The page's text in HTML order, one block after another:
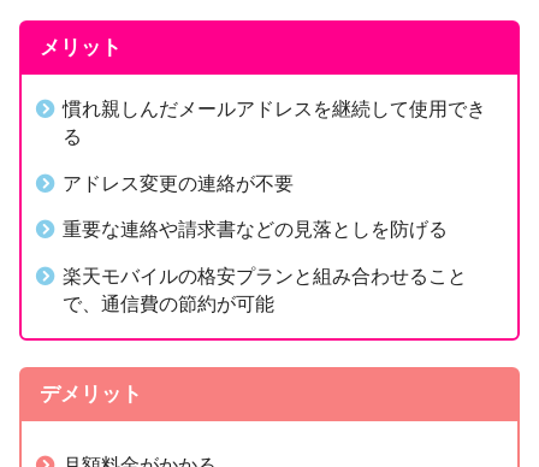
メリット
慣れ親しんだメールアドレスを継続して使用でき
る
アドレス変更の連絡が不要
重要な連絡や請求書などの見落としを防げる
楽天モバイルの格安プランと組み合わせること
で、通信費の節約が可能
デメリット